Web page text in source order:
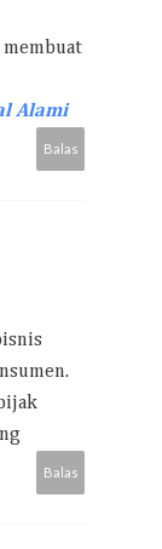
Alami
Balas
Balas